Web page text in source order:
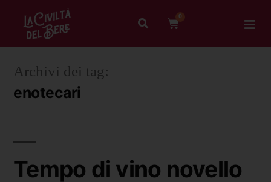
0
Archivi dei tag:
enotecari
Tempo di vino novello